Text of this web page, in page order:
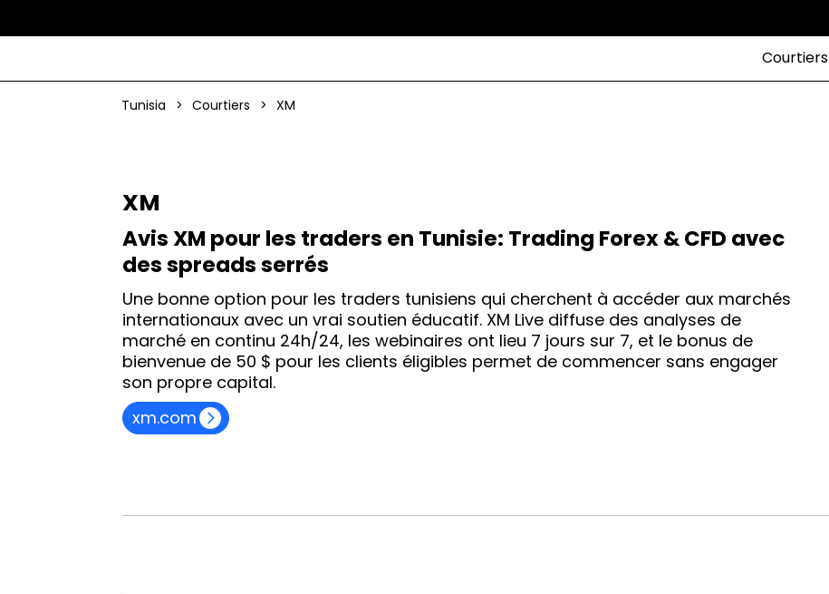
Courtiers
Tunisia > Courtiers > XM
XM
Avis XM pour les traders en Tunisie: Trading Forex & CFD avec
des spreads serrés
Une bonne option pour les traders tunisiens qui cherchent à accéder aux marchés
internationaux avec un vrai soutien éducatif. XM Live diffuse des analyses de
marché en continu 24h/24, les webinaires ont lieu 7 jours sur 7, et le bonus de
bienvenue de 50 $ pour les clients éligibles permet de commencer sans engager
son propre capital.
xm.com